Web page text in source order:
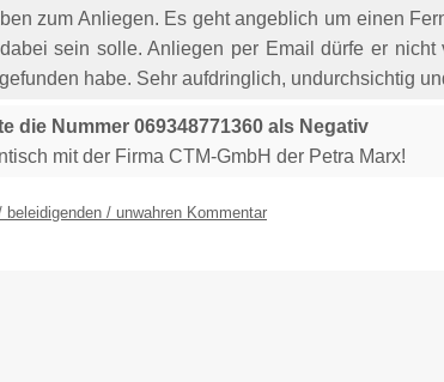
zum Anliegen. Es geht angeblich um einen
sein solle. Anliegen per Email dürfe er
habe. Sehr aufdringlich, undurchsichtig
die Nummer 069348771360 als Negativ
mit der Firma CTM-GmbH der Petra Marx!
beleidigenden / unwahren Kommentar